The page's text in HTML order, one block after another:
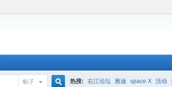
帖子 热搜: 右江论坛 雅迪 space X 活动